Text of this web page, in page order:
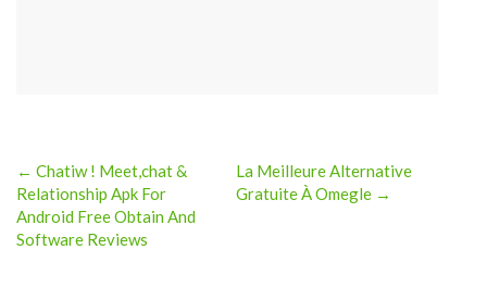
Post
navigation
← Chatiw ! Meet,chat &
Relationship Apk For
Android Free Obtain And
Software Reviews
La Meilleure Alternative
Gratuite À Omegle →